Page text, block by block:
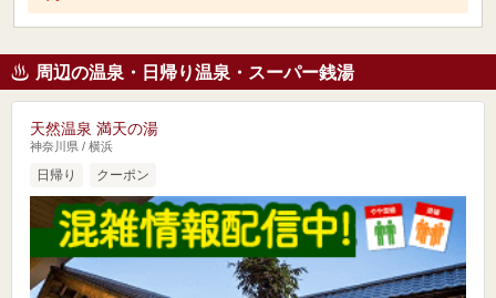
周辺の温泉・日帰り温泉・スーパー銭湯
天然温泉 満天の湯
神奈川県 / 横浜
日帰り クーポン